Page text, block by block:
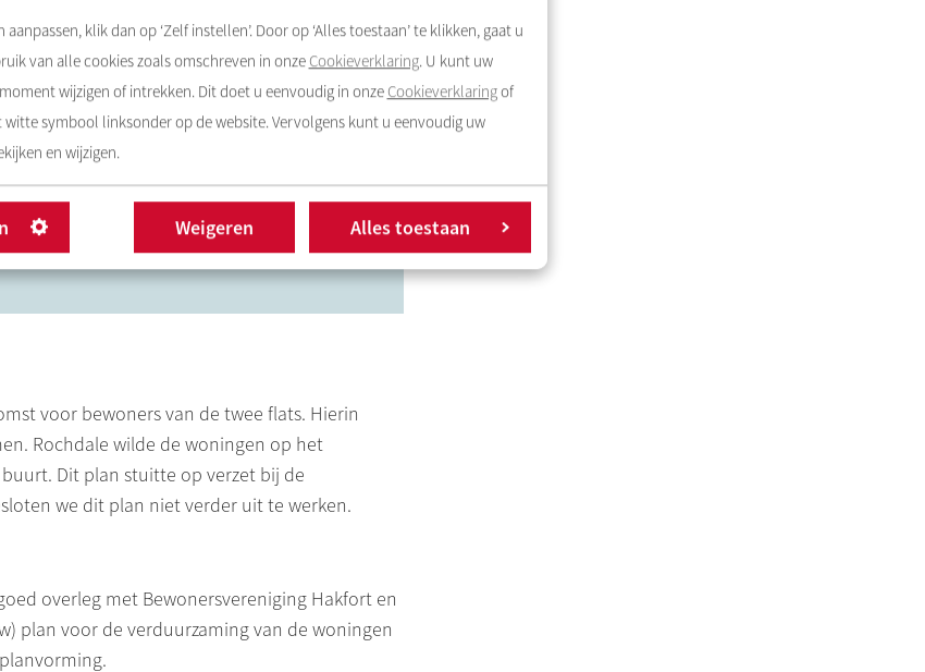
klik dan op ‘Zelf instellen’. Door op ‘Alles toestaan’ te klikken, gaat u
van alle cookies zoals omschreven in onze Cookieverklaring. U kunt uw
wijzigen of intrekken. Dit doet u eenvoudig in onze Cookieverklaringof
symbool linksonder op de website. Vervolgens kunt u eenvoudig uw
en wijzigen.
Weigeren Alles toestaan
zodra meer bekend is.
van Rochdale
, iedere maandag tot en met
9.00 en 10.00 uur opHuigenbos 1020.
H&H, maandag 17.30-19.30 uur en
10.
de Boer, of stuur een mail naar Yvette
voor bewoners van de twee flats. Hierin
Rochdale wilde de woningen op het
Dit plan stuitte op verzet bij de
we dit plan niet verder uit te werken.
overleg met Bewonersvereniging Hakfort en
plan voor de verduurzaming van de woningen